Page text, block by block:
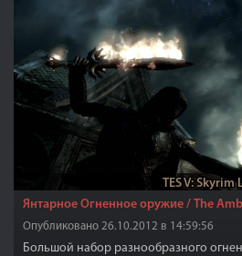
TES V: Skyrim
Янтарное Огненное оружие / The
Опубликовано 26.10.2012 в 14:59:56
Большой набор разнообразного